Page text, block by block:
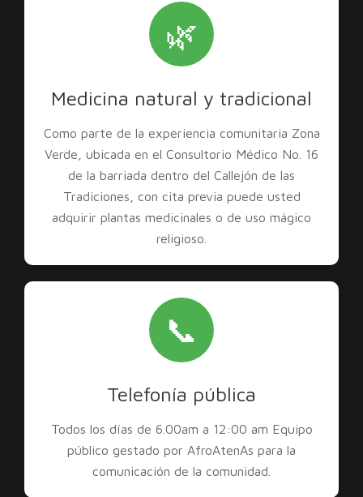
🌿
Medicina natural y tradicional
Como parte de la experiencia comunitaria Zona
Verde, ubicada en el Consultorio Médico No. 16
de la barriada dentro del Callejón de las
Tradiciones, con cita previa puede usted
adquirir plantas medicinales o de uso mágico
religioso.
📞
Telefonía pública
Todos los días de 6.00am a 12:00 am Equipo
público gestado por AfroAtenAs para la
comunicación de la comunidad.